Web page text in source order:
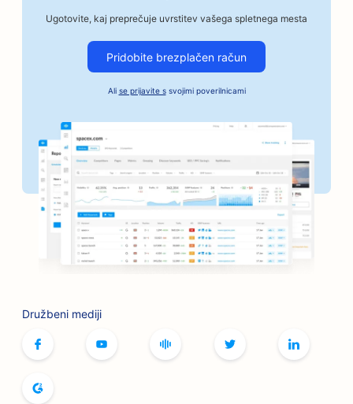
SEO za avtoličarske salone
SEO za avtomobilska podjetja
SEO za pekarne
SEO za frizerske salone
SEO za sklepe za peko na žaru
SEO za butike
SEO za storitve botoksa in polnil
SEO za knjigarne
Ugotovite, kaj preprečuje uvrstitev vašega spletnega mesta
Pridobite brezplačen račun
Ali se prijavite ssvojimi poverilnicami
Družbeni mediji